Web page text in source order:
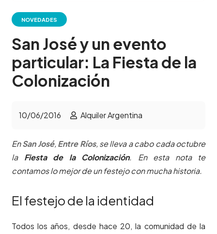
NOVEDADES
San José y un evento
particular: La Fiesta de la
Colonización
10/06/2016 Alquiler Argentina
EnSan José,Entre Ríos, se lleva a cabo cada octubre
la Fiesta de la Colonización. En esta nota te
contamos lo mejor de un festejo con mucha historia.
El festejo de la identidad
Todos los años, desde hace 20, la comunidad de la